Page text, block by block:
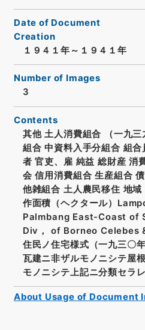
Date of Document
Creation
１９４１年～１９４１年
Number of Images
3
Contents
其他 土人消費組合 （一九
組合 中資料入手分組合 組
者 官吏、雇 純益 総財産 消
会 信用消費組合 生産組合
他雑組合 土人農民移住 地
作面積（ヘクタール）
Palmbang East-Coast of
Div， of Borneo Celebes
住民ノ住宅様式（一九三〇
瓦建ニ非ザルモノニシテ屋
モノニシテ上記ニ分類セラ
About Usage of Document